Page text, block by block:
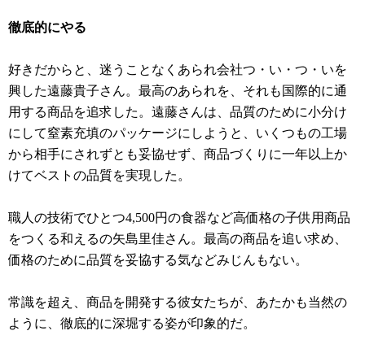
徹底的にやる
好きだからと、迷うことなくあられ会社つ・い・つ・いを
興した遠藤貴子さん。最高のあられを、それも国際的に通
用する商品を追求した。遠藤さんは、品質のために小分け
にして窒素充填のパッケージにしようと、いくつもの工場
から相手にされずとも妥協せず、商品づくりに一年以上か
けてベストの品質を実現した。
職人の技術でひとつ4,500円の食器など高価格の子供用商品
をつくる和えるの矢島里佳さん。最高の商品を追い求め、
価格のために品質を妥協する気などみじんもない。
常識を超え、商品を開発する彼女たちが、あたかも当然の
ように、徹底的に深堀する姿が印象的だ。